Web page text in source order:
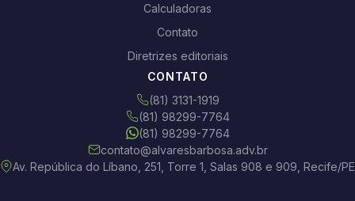
Calculadoras
Contato
Diretrizes editoriais
CONTATO
(81) 3131-1919
(81) 98299-7764
(81) 98299-7764
contato@alvaresbarbosa.adv.br
Av. República do Líbano, 251, Torre 1, Salas 908 e 909, Recife/PE